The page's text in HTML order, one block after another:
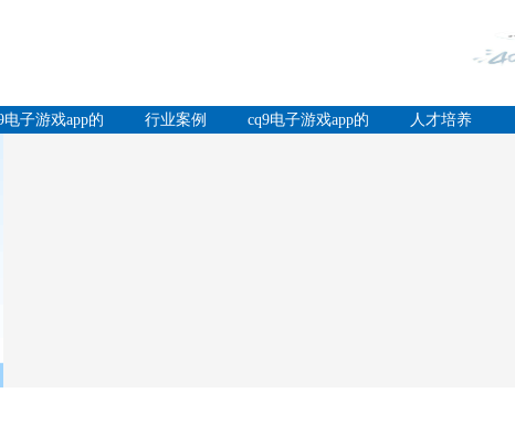
电子游戏app的
行业案例
cq9电子游戏app的
人才培养